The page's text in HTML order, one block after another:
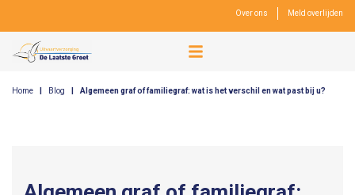
Over ons Meld overlijden
Home Blog Algemeen graf of familiegraf: wat is het verschil en wat past bij u?